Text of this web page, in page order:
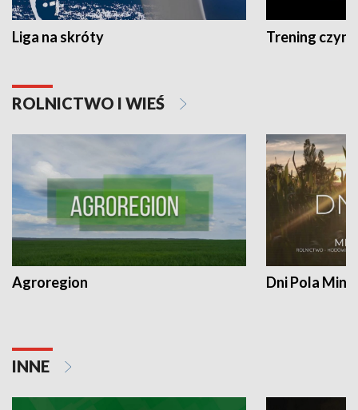
Liga na skróty Trening czyni
ROLNICTWO I WIEŚ
Agroregion Dni Pola
INNE